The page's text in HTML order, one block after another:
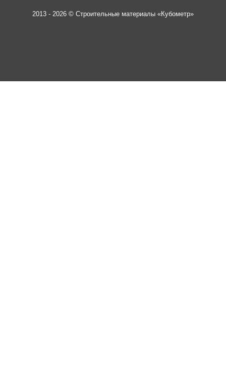
2013 - 2026 © Строительные материалы «Кубометр»